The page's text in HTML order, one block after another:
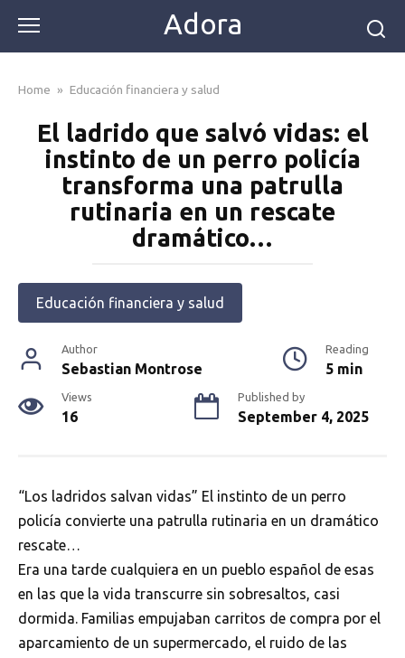
content
Adora
Home » Educación financiera y salud
El ladrido que salvó vidas: el
instinto de un perro policía
transforma una patrulla
rutinaria en un rescate
dramático…
Educación financiera y salud
Author
Sebastian Montrose
Reading
5 min
Views
16
Published by
September 4, 2025
“Los ladridos salvan vidas” El instinto de un perro
policía convierte una patrulla rutinaria en un dramático
rescate…
Era una tarde cualquiera en un pueblo español de esas
en las que la vida transcurre sin sobresaltos, casi
dormida. Familias empujaban carritos de compra por el
aparcamiento de un supermercado, el ruido de las